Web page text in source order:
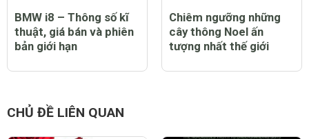
BMW i8 – Thông số kĩ
thuật, giá bán và phiên
bản giới hạn
Chiêm ngưỡng những
cây thông Noel ấn
tượng nhất thế giới
CHỦ ĐỀ LIÊN QUAN